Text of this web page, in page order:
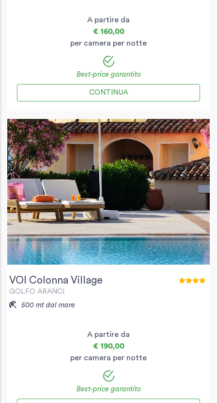
A partire da
€ 160,00
per camera per notte
Best-price garantito
CONTINUA
VOI Colonna Village
GOLFO ARANCI
500 mt dal mare
A partire da
€ 190,00
per camera per notte
Best-price garantito